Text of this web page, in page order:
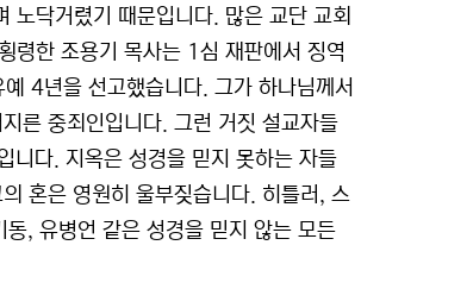
노닥거렸기 때문입니다. 많은 교단 교회
령한 조용기 목사는 1심 재판에서 징역
4년을 선고했습니다. 그가 하나님께서
른 중죄인입니다. 그런 거짓 설교자들
니다. 지옥은 성경을 믿지 못하는 자들
혼은 영원히 울부짖습니다. 히틀러, 스
, 유병언 같은 성경을 믿지 않는 모든